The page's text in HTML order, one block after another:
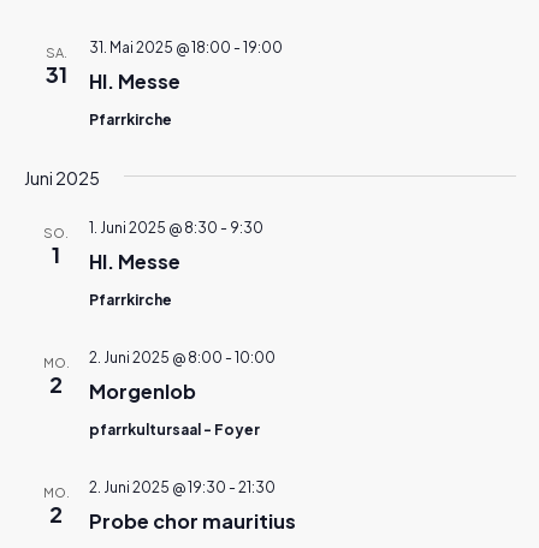
SA.
31 Hl. Messe
31. Mai 2025 @ 18:00 - 19:00
Pfarrkirche
Juni 2025
SO.
1 Hl. Messe
1. Juni 2025 @ 8:30 - 9:30
Pfarrkirche
MO.
2 Morgenlob
2. Juni 2025 @ 8:00 - 10:00
pfarrkultursaal - Foyer
MO.
2 Probe chor mauritius
2. Juni 2025 @ 19:30 - 21:30